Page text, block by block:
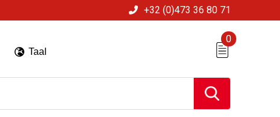
+32 (0)473 36 80 71
Taal
0